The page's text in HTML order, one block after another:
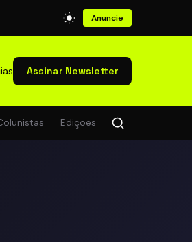
Anuncie
Assinar Newsletter
Edições